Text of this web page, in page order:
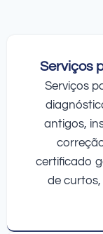
Serviços
Serviços
antigos,
certificado
de